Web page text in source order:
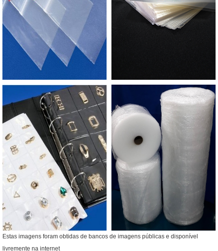
Estas imagens foram obtidas de bancos de imagens públicas e disponível
livremente na internet